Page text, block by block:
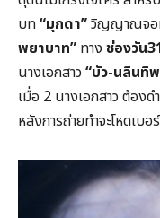
บท“มุกดา”วิญญาณจอ
พยาบาท” ทาง ช่องวัน
นางเอกสาว “บัว-นลินทิ
เมื่อ 2 นางเอกสาว ต้องด
หลังการถ่ายทำจะโหดเบ